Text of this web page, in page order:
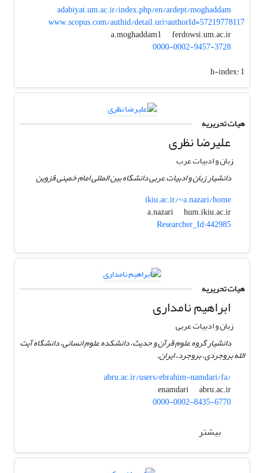
adabiyat.um.ac.ir/index.php/en/ardept/moghaddam
www.scopus.com/authid/detail.uri?authorId=57219778117
a.moghaddam1
ferdowsi.um.ac.ir
0000-0002-9457-3728
h-index:1
هیات تحریریه
علیرضا نظری
زبان و ادبیات عرب
دانشیار زبان و ادبیات عربی دانشگاه بین المللی امام خمینی قزوین
ikiu.ac.ir/~a.nazari/home
a.nazari
hum.ikiu.ac.ir
Researcher_Id:442985
هیات تحریریه
ابراهیم نامداری
زبان و ادبیات عربی
دانشیار گروه علوم قرآن و حدیث، دانشکده علوم انسانی، دانشگاه آیت
الله بروجردی، بروجرد، ایران.
abru.ac.ir/users/ebrahim-namdari/fa/
enamdari
abru.ac.ir
0000-0002-8435-6770
بیشتر